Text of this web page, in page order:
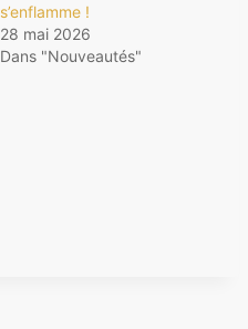
s’enflamme !
28 mai 2026
Dans "Nouveautés"